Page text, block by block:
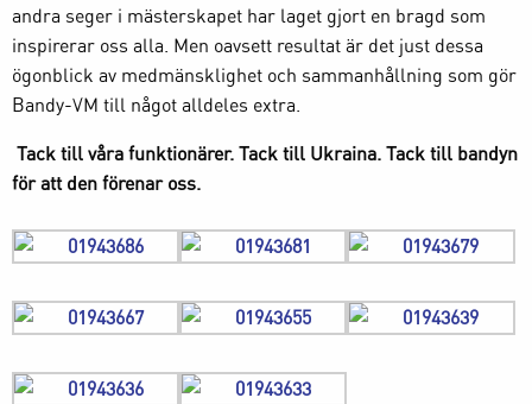
andra seger i mästerskapet har laget gjort en bragd som
inspirerar oss alla. Men oavsett resultat är det just dessa
ögonblick av medmänsklighet och sammanhållning som gör
Bandy-VM till något alldeles extra.
Tack till våra funktionärer. Tack till Ukraina. Tack till bandyn
för att den förenar oss.